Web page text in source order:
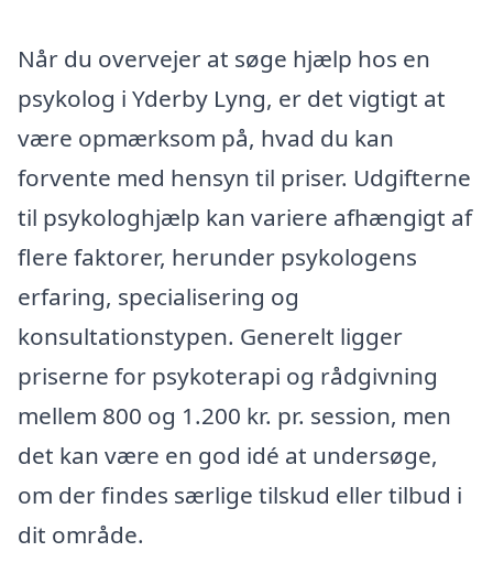
Når du overvejer at søge hjælp hos en
psykolog i Yderby Lyng, er det vigtigt at
være opmærksom på, hvad du kan
forvente med hensyn til priser. Udgifterne
til psykologhjælp kan variere afhængigt af
flere faktorer, herunder psykologens
erfaring, specialisering og
konsultationstypen. Generelt ligger
priserne for psykoterapi og rådgivning
mellem 800 og 1.200 kr. pr. session, men
det kan være en god idé at undersøge,
om der findes særlige tilskud eller tilbud i
dit område.